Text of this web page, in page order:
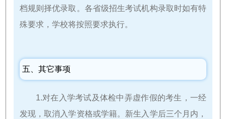
档规则择优录取。各省级招生考试机构录取时如有特
殊要求，学校将按照要求执行。
五、其它事项
1.对在入学考试及体检中弄虚作假的考生，一经
发现，取消入学资格或学籍。新生入学后三个月内，